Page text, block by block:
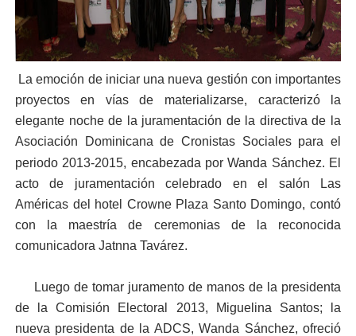
La emoción de iniciar una nueva gestión con importantes
proyectos en vías de materializarse, caracterizó la
elegante noche de la juramentación de la directiva de la
Asociación Dominicana de Cronistas Sociales para el
periodo 2013-2015, encabezada por Wanda Sánchez. El
acto de juramentación celebrado en el salón Las
Américas del hotel Crowne Plaza Santo Domingo, contó
con la maestría de ceremonias de la reconocida
comunicadora Jatnna Tavárez.
Luego de tomar juramento de manos de la presidenta
de la Comisión Electoral 2013, Miguelina Santos; la
nueva presidenta de la ADCS, Wanda Sánchez, ofreció